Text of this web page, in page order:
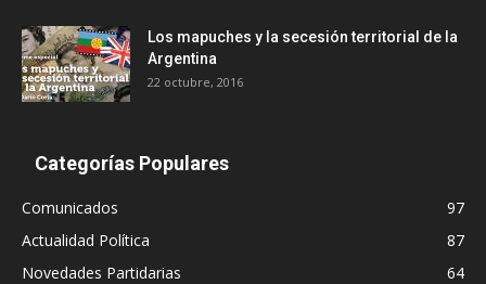
Los mapuches y la secesión territorial de la
Argentina
22 octubre, 2016
Categorías Populares
Comunicados
97
Actualidad Política
87
Novedades Partidarias
64